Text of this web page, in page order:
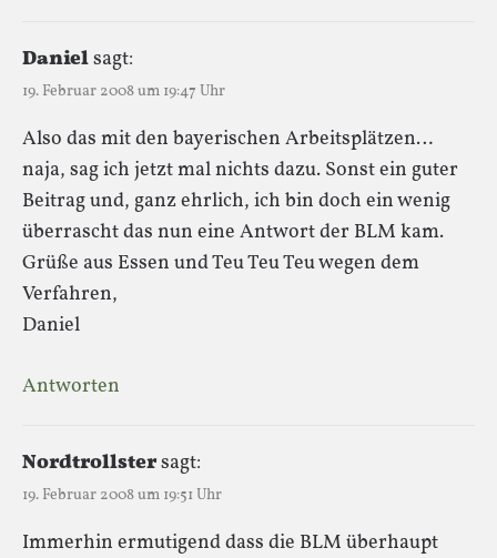
Danielsagt:
19. Februar 2008 um 19:47 Uhr
Also das mit den bayerischen Arbeitsplätzen…
naja, sag ich jetzt mal nichts dazu. Sonst ein guter
Beitrag und, ganz ehrlich, ich bin doch ein wenig
überrascht das nun eine Antwort der BLM kam.
Grüße aus Essen und Teu Teu Teu wegen dem
Verfahren,
Daniel
Antworten
Nordtrollstersagt:
19. Februar 2008 um 19:51 Uhr
Immerhin ermutigend dass die BLM überhaupt